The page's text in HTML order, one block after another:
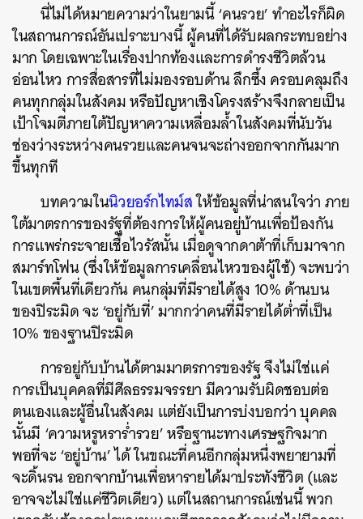
นี่ไม่ได้หมายความว่าในยามนี้‘คนรวย’ทำอะไรก็ผิด
ในสถานการณ์อันเปราะบางนี้ผู้คนที่ได้รับผลกระทบอย่าง
มากโดยเฉพาะในเรื่องปากท้องและการดำรงชีวิตล้วน
อ่อนไหว การสื่อสารที่ไม่มองรอบด้านลึกซึ้งครอบคลุมถึง
คนทุกกลุ่มในสังคมหรือปัญหาเชิงโครงสร้างจึงกลายเป็น
เป้าโจมตีภายใต้ปัญหาความเหลื่อมล้ำในสังคมที่นับวัน
ช่องว่างระหว่างคนรวยและคนจนจะถ่างออกจากกันมาก
ขึ้นทุกที
บทความในนิวยอร์กไทม์สให้ข้อมูลที่น่าสนใจว่าภาย
ใต้มาตรการของรัฐที่ต้องการให้ผู้คนอยู่บ้านเพื่อป้องกัน
การแพร่กระจายเชื้อไวรัสนั้นเมื่อดูจากดาต้าที่เก็บมาจาก
สมาร์ทโฟน(ซึ่งให้ข้อมูลการเคลื่อนไหวของผู้ใช้)จะพบว่า
ในเขตพื้นที่เดียวกันคนกลุ่มที่มีรายได้สูง10%ด้านบน
ของปิระมิดจะ‘อยู่กับที่’มากกว่าคนที่มีรายได้ต่ำที่เป็น
10%ของฐานปิระมิด
การอยู่กับบ้านได้ตามมาตรการของรัฐจึงไม่ใช่แค่
การเป็นบุคคลที่มีศีลธรรมจรรยามีความรับผิดชอบต่อ
ตนเองและผู้อื่นในสังคม แต่ยังเป็นการบ่งบอกว่าบุคคล
นั้นมี ‘ความหรูหราร่ำรวย’หรือฐานะทางเศรษฐกิจมาก
พอที่จะ‘อยู่บ้าน’ได้ในขณะที่คนอีกกลุ่มหนึ่งพยายามที่
จะดิ้นรนออกจากบ้านเพื่อหารายได้มาประทังชีวิต(และ
อาจจะไม่ใช่แค่ชีวิตเดียว)แต่ในสถานการณ์เช่นนี้พวก